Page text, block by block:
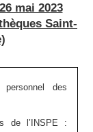
mai 2023
Saint-
des
de l’INSPE :